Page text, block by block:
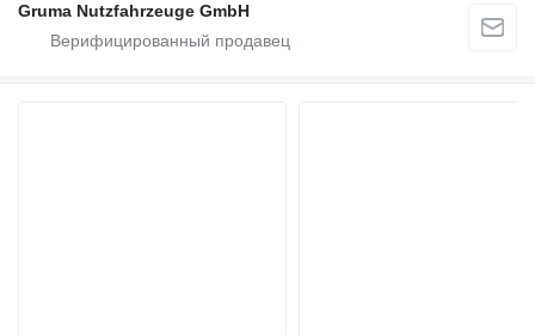
Gruma Nutzfahrzeuge GmbH